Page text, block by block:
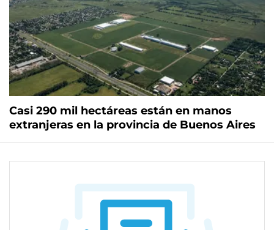
Casi 290 mil hectáreas están en manos
extranjeras en la provincia de Buenos Aires